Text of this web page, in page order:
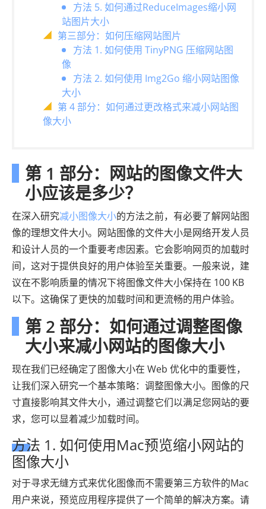
方法 5. 如何通过ReduceImages缩小网
站图片大小
第三部分：如何压缩网站图片
方法 1. 如何使用 TinyPNG 压缩网站图
像
方法 2. 如何使用 Img2Go 缩小网站图像
大小
第 4 部分：如何通过更改格式来减小网站图
像大小
第 1 部分：网站的图像文件大
小应该是多少？
在深入研究减小图像大小的方法之前，有必要了解网站图
像的理想文件大小。网站图像的文件大小是网络开发人员
和设计人员的一个重要考虑因素。它会影响网页的加载时
间，这对于提供良好的用户体验至关重要。一般来说，建
议在不影响质量的情况下将图像文件大小保持在 100 KB
以下。这确保了更快的加载时间和更流畅的用户体验。
第 2 部分：如何通过调整图像
大小来减小网站的图像大小
现在我们已经确定了图像大小在 Web 优化中的重要性，
让我们深入研究一个基本策略：调整图像大小。图像的尺
寸直接影响其文件大小，通过调整它们以满足您网站的要
求，您可以显着减少加载时间。
方法 1. 如何使用Mac预览缩小网站的
图像大小
对于寻求无缝方式来优化图像而不需要第三方软件的Mac
用户来说，预览应用程序提供了一个简单的解决方案。请